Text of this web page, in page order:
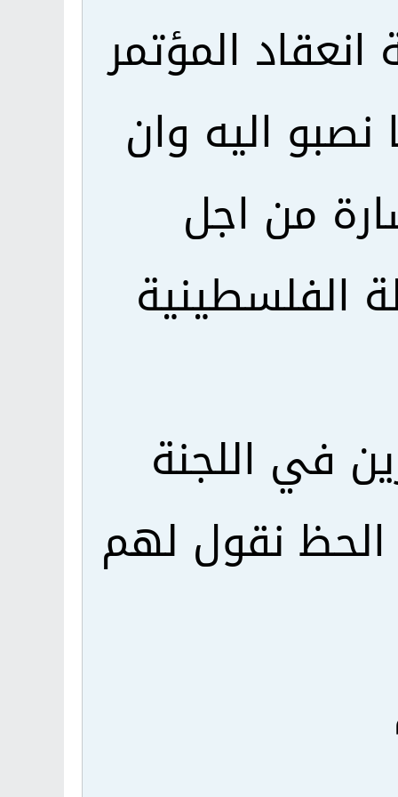
المؤتمر
اليه وان
من اجل
الفلسطينية
في اللجنة
الحظ نقول لهم